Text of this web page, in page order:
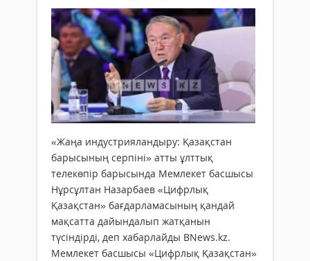
«Жаңа индустрияландыру: Қазақстан
барысының серпіні» атты ұлттық
телекөпір барысында Мемлекет басшысы
Нұрсұлтан Назарбаев «Цифрлық
Қазақстан» бағдарламасының қандай
мақсатта дайындалып жатқанын
түсіндірді, деп хабарлайды BNews.kz.
Мемлекет басшысы «Цифрлық Қазақстан»